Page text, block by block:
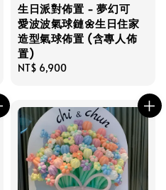
生日派對佈置 - 夢幻可
愛波波氣球鏈🌼生日住家
造型氣球佈置 (含專人佈
置)
Regular
NT$ 6,900